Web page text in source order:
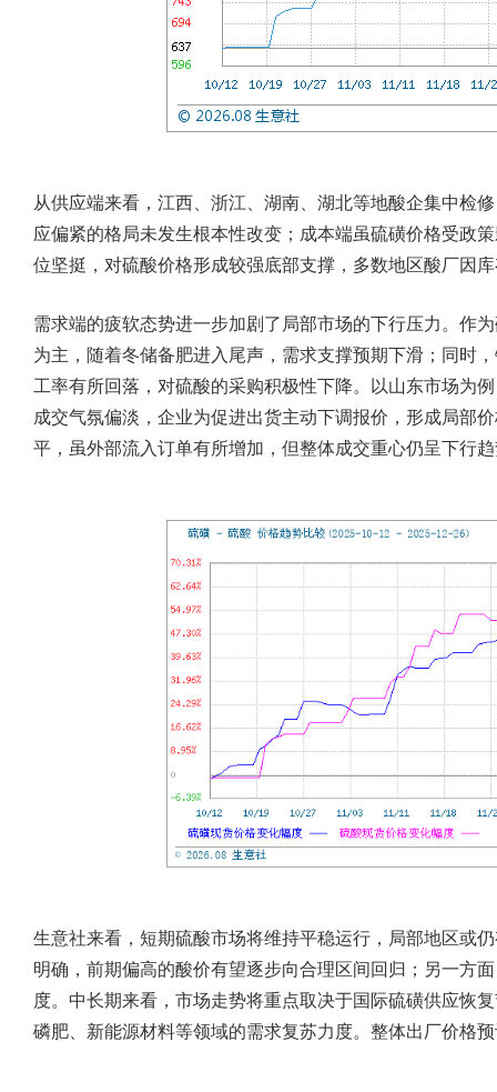
从供应端来看，江西、浙江、湖南、湖北等地酸企集中检
应偏紧的格局未发生根本性改变；成本端虽硫磺价格受政
位坚挺，对硫酸价格形成较强底部支撑，多数地区酸厂因
需求端的疲软态势进一步加剧了局部市场的下行压力。作
为主，随着冬储备肥进入尾声，需求支撑预期下滑；同时
工率有所回落，对硫酸的采购积极性下降。以山东市场为
成交气氛偏淡，企业为促进出货主动下调报价，形成局部
平，虽外部流入订单有所增加，但整体成交重心仍呈下行
生意社来看，短期硫酸市场将维持平稳运行，局部地区或
明确，前期偏高的酸价有望逐步向合理区间回归；另一方
度。中长期来看，市场走势将重点取决于国际硫磺供应恢
磷肥、新能源材料等领域的需求复苏力度。整体出厂价格